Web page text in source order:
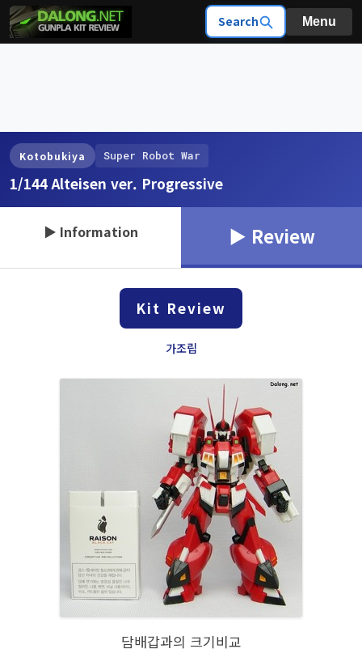
Search Menu
Kotobukiya Super Robot War
1/144 Alteisen ver. Progressive
▶ Information ▶ Review
Kit Review
가조립
담배갑과의 크기비교